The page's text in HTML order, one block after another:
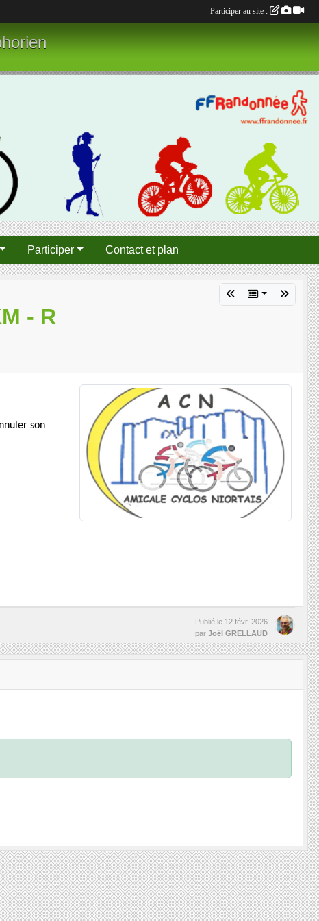
Participer Contact et plan
- R
son
Publié le 12 févr. 2026
par Joël GRELLAUD
Participer au site :